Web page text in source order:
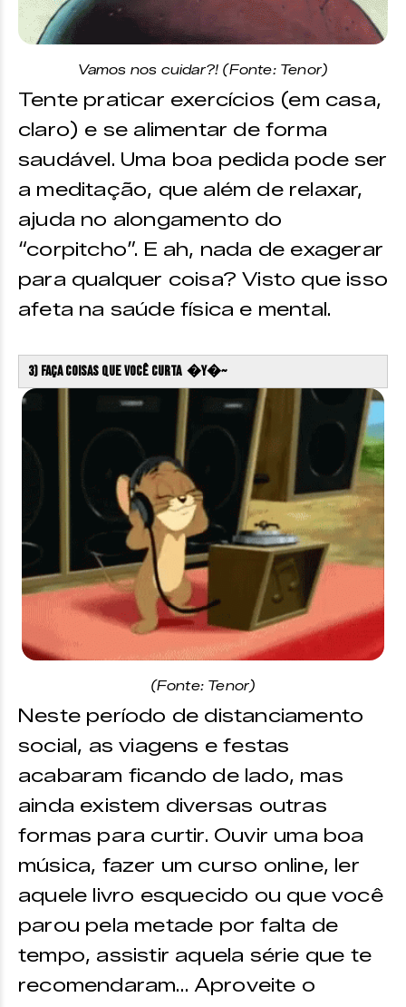
Vamos nos cuidar?! (Fonte: Tenor)
Tente praticar exercícios (em casa,
claro) e se alimentar de forma
saudável. Uma boa pedida pode ser
a meditação, que além de relaxar,
ajuda no alongamento do
“corpitcho”. E ah, nada de exagerar
para qualquer coisa? Visto que isso
afeta na saúde física e mental.
3) Faça coisas que você curta �Y�~
(Fonte: Tenor)
Neste período de distanciamento
social, as viagens e festas
acabaram ficando de lado, mas
ainda existem diversas outras
formas para curtir. Ouvir uma boa
música, fazer um curso online, ler
aquele livro esquecido ou que você
parou pela metade por falta de
tempo, assistir aquela série que te
recomendaram… Aproveite o